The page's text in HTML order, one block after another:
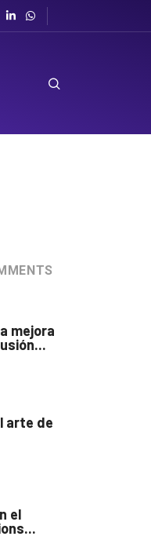
mejora
arte de
el